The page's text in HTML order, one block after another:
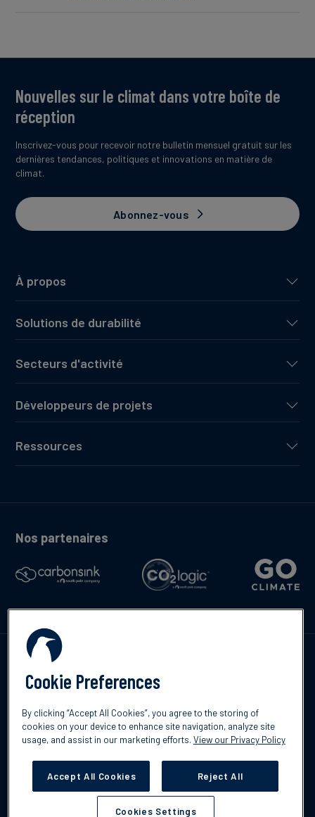
English
À propos
Solutions de durabilité
Secteurs d'activité
Développeurs de projets
Ressources
Nouvelles sur le climat dans votre boîte de
réception
Inscrivez-vous pour recevoir notre bulletin mensuel gratuit sur les
dernières tendances, politiques et innovations en matière de
climat.
Abonnez-vous
Nos partenaires
responsabilité
Cookie Preferences
By clicking “Accept All Cookies”, you agree to the storing of
cookies on your device to enhance site navigation, analyze site
usage, and assist in our marketing efforts. View our Privacy Policy
Accept All Cookies Reject All
Cookies Settings